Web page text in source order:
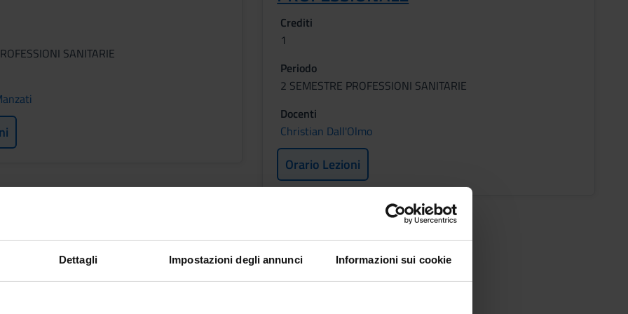
Dettagli Impostazioni degli annunci Informazioni sui cookie
SANITARIE
Crediti
1
Periodo
2 SEMESTRE PROFESSIONI SANITARIE
Docenti
Christian Dall'Olmo
Orario Lezioni